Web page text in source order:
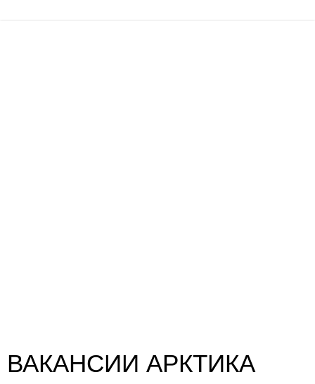
ВАКАНСИИ АРКТИКА